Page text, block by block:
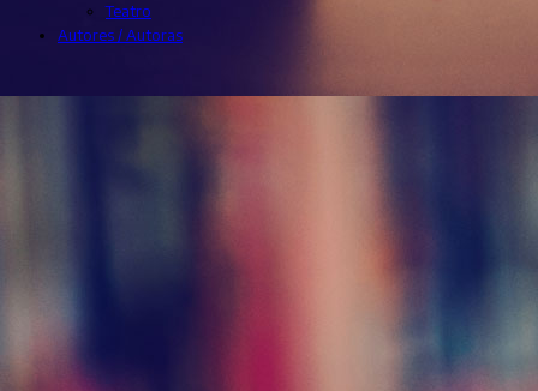
Teatro
Autores / Autoras